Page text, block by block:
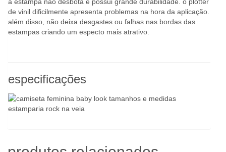
a estampa não desbota e possui grande durabilidade. o plotter
de vinil dificilmente apresenta problemas na hora da aplicação.
além disso, não deixa desgastes ou falhas nas bordas das
estampas criando um especto mais atrativo.
especificações